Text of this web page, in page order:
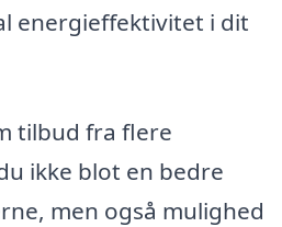
energieffektivitet i dit
tilbud fra flere
ikke blot en bedre
men også mulighed